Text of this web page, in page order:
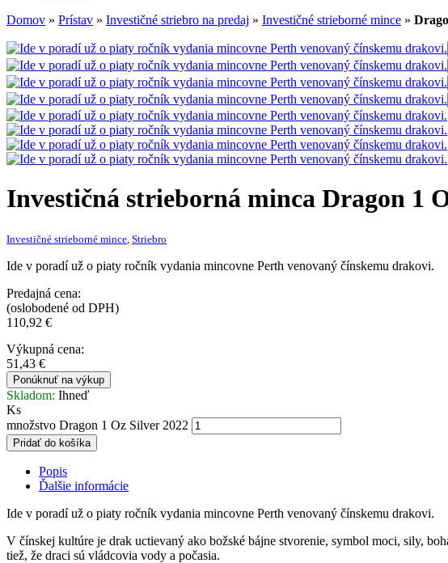
Domov » Prístav » Investičné striebro na predaj » Investičné strieborné mince »
Investičná strieborná minca Dragon 1
Investičné strieborné mince Striebro
Ide v poradí už o piaty ročník vydania mincovne Perth venovaný čínskemu drakovi.
Predajná cena:
(oslobodené od DPH)
110,92 €
Výkupná cena:
51,43 €
Ponúknuť na výkup
Skladom: Ihneď
Ks
množstvo Dragon 1 Oz Silver 2022
Pridať do košíka
Popis
Ďalšie informácie
Ide v poradí už o piaty ročník vydania mincovne Perth venovaný čínskemu drakovi.
V čínskej kultúre je drak uctievaný ako božské bájne stvorenie, symbol moci, sily,
tiež, že draci sú vládcovia vody a počasia.